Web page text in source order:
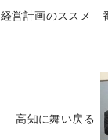
経営計画のススメ
高知に舞い戻る